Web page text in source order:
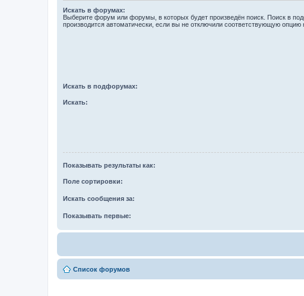
Искать в форумах:
Выберите форум или форумы, в которых будет произведён поиск. Поиск в
производится автоматически, если вы не отключили соответствующую опцию
Искать в подфорумах:
Искать:
Показывать результаты как:
Поле сортировки:
Искать сообщения за:
Показывать первые:
Список форумов